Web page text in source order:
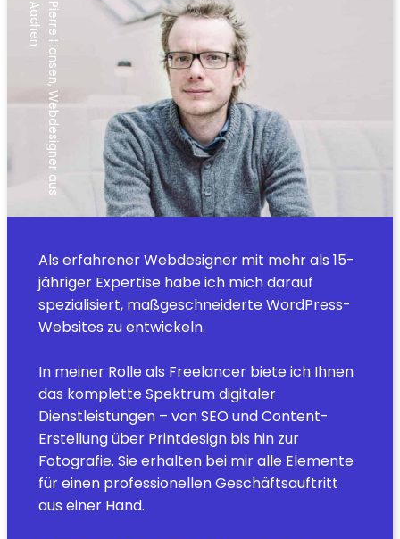
P
i
e
r
r
e
H
a
n
s
e
n
,
W
e
b
d
e
s
i
g
n
e
r
a
u
s
A
a
c
h
e
n
Als erfahrener Webdesigner mit mehr als 15-
jähriger Expertise habe ich mich darauf
spezialisiert, maßgeschneiderte WordPress-
Websites zu entwickeln.
In meiner Rolle als Freelancer biete ich Ihnen
das komplette Spektrum digitaler
Dienstleistungen – von SEO und Content-
Erstellung über Printdesign bis hin zur
Fotografie. Sie erhalten bei mir alle Elemente
für einen professionellen Geschäftsauftritt
aus einer Hand.